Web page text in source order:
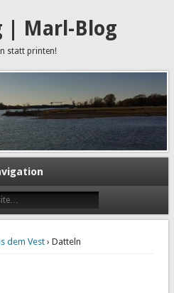
| Marl-Blog
statt printen!
dem Vest› Datteln